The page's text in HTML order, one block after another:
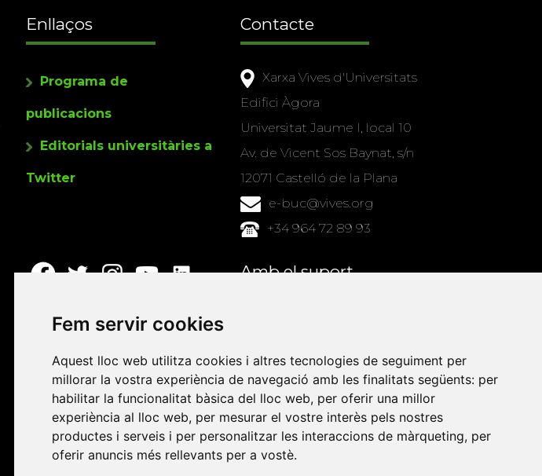
Fem servir cookies
Aquest lloc web utilitza cookies i altres tecnologies de seguiment per
millorar la vostra experiència de navegació amb les finalitats següents: per
habilitar la funcionalitat bàsica del lloc web, per oferir una millor
experiència al lloc web, per mesurar el vostre interès pels nostres
productes i serveis i per personalitzar les interaccions de màrqueting, per
oferir anuncis més rellevants per a vostè.
Enllaços
Programa de
publicacions
Editorials universitàries a
Twitter
Contacte
Xarxa Vives d'Universitats
Edifici Àgora
Universitat Jaume I, local 10
Av. de Vicent Sos Baynat, s/n
12071 Castelló de la Plana
e-buc@vives.org
+34 964 72 89 93
Amb el suport